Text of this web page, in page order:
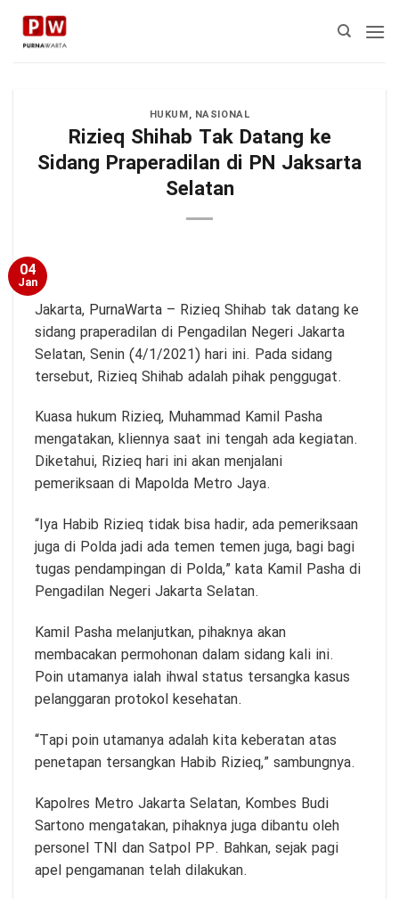
Skip
content
HUKUM, NASIONAL
Rizieq Shihab Tak Datang ke
Sidang Praperadilan di PN Jaksarta
Selatan
04
Jan
Jakarta, PurnaWarta – Rizieq Shihab tak datang ke
sidang praperadilan di Pengadilan Negeri Jakarta
Selatan, Senin (4/1/2021) hari ini. Pada sidang
tersebut, Rizieq Shihab adalah pihak penggugat.
Kuasa hukum Rizieq, Muhammad Kamil Pasha
mengatakan, kliennya saat ini tengah ada kegiatan.
Diketahui, Rizieq hari ini akan menjalani
pemeriksaan di Mapolda Metro Jaya.
“Iya Habib Rizieq tidak bisa hadir, ada pemeriksaan
juga di Polda jadi ada temen temen juga, bagi bagi
tugas pendampingan di Polda,” kata Kamil Pasha di
Pengadilan Negeri Jakarta Selatan.
Kamil Pasha melanjutkan, pihaknya akan
membacakan permohonan dalam sidang kali ini.
Poin utamanya ialah ihwal status tersangka kasus
pelanggaran protokol kesehatan.
“Tapi poin utamanya adalah kita keberatan atas
penetapan tersangkan Habib Rizieq,” sambungnya.
Kapolres Metro Jakarta Selatan, Kombes Budi
Sartono mengatakan, pihaknya juga dibantu oleh
personel TNI dan Satpol PP. Bahkan, sejak pagi
apel pengamanan telah dilakukan.